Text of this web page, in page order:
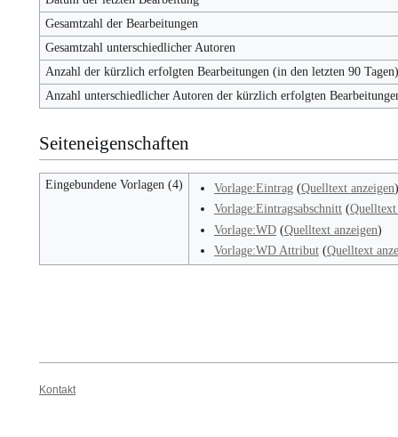
Gesamtzahl der Bearbeitungen
Gesamtzahl unterschiedlicher Autoren
Anzahl der kürzlich erfolgten Bearbeitungen (in den letzten 90 Tagen)
Anzahl unterschiedlicher Autoren der kürzlich erfolgten
Seiteneigenschaften
Eingebundene Vorlagen (4) Vorlage:Eintrag(Quelltext anzeigen)
Vorlage:Eintragsabschnitt(Quelltext
Vorlage:WD(Quelltext anzeigen)
Vorlage:WD Attribut(Quelltext
Kontakt